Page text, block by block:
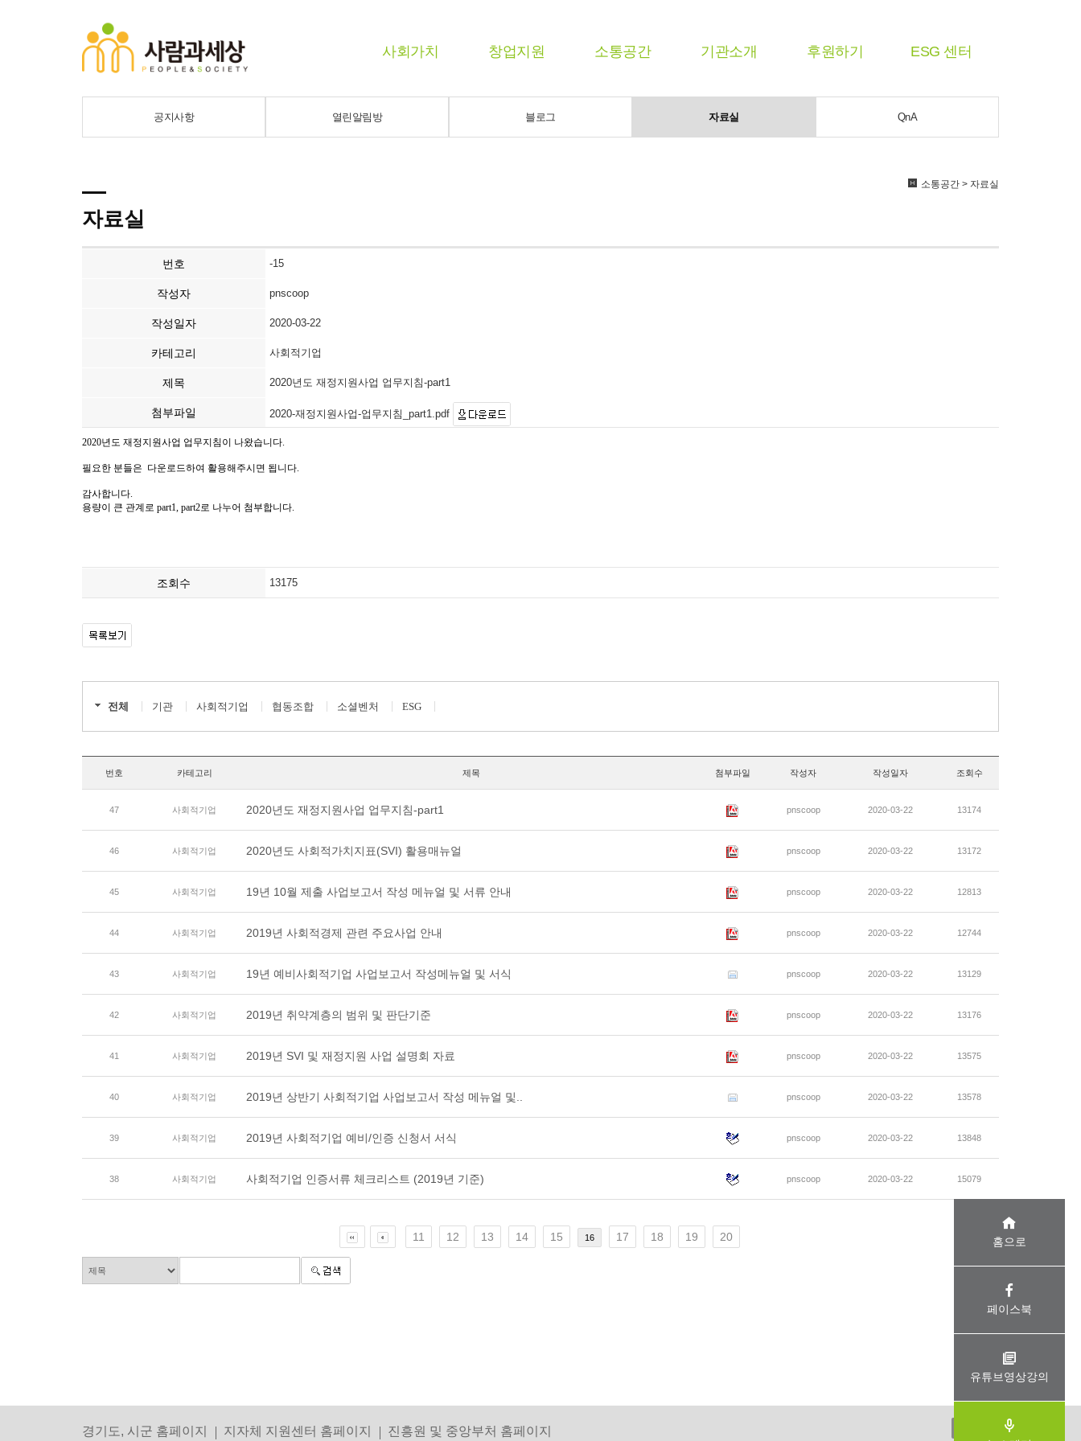
사회가치 창업지원 소통공간 기관소개 후원하기 ESG 센터
공지사항 열린알림방 블로그 자료실 QnA
소통공간 > 자료실
자료실
번호 -15
작성자 pnscoop
작성일자 2020-03-22
카테고리 사회적기업
제목 2020년도 재정지원사업 업무지침-part1
첨부파일 2020-재정지원사업-업무지침_part1.pdf
조회수 13175
전체 기관 사회적기업 협동조합 소셜벤처 ESG
번호 카테고리 제목 첨부파일 작성자 작성일자 조회수
47 사회적기업 2020년도 재정지원사업 업무지침-part1 pnscoop 2020-03-22 13174
46 사회적기업 2020년도 사회적가치지표(SVI) 활용매뉴얼 pnscoop 2020-03-22 13172
45 사회적기업 19년 10월 제출 사업보고서 작성 메뉴얼 및 서류 안내 pnscoop 2020-03-22 12813
44 사회적기업 2019년 사회적경제 관련 주요사업 안내 pnscoop 2020-03-22 12744
43 사회적기업 19년 예비사회적기업 사업보고서 작성메뉴얼 및 서식 pnscoop 2020-03-22 13129
42 사회적기업 2019년 취약계층의 범위 및 판단기준 pnscoop 2020-03-22 13176
41 사회적기업 2019년 SVI 및 재정지원 사업 설명회 자료 pnscoop 2020-03-22 13575
40 사회적기업 2019년 상반기 사회적기업 사업보고서 작성 메뉴얼 및.. pnscoop 2020-03-22 13578
39 사회적기업 2019년 사회적기업 예비/인증 신청서 서식 pnscoop 2020-03-22 13848
38 사회적기업 사회적기업 인증서류 체크리스트 (2019년 기준) pnscoop 2020-03-22 15079
11 12 13 14 15 16 17 18 19 20 홈으로
페이스북
유튜브영상강의
경기도, 시군 홈페이지 지자체 지원센터 홈페이지 진흥원 및 중앙부처 홈페이지